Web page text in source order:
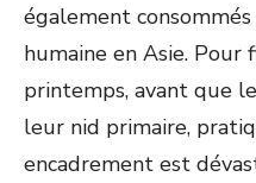
également
humaine en Asie. Pour
printemps, avant que
leur nid primaire,
encadrement est